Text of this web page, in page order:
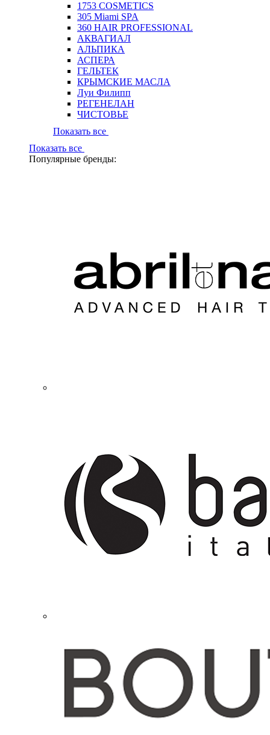
1753 COSMETICS
305 Miami SPA
360 HAIR PROFESSIONAL
АКВАГИАЛ
АЛЬПИКА
АСПЕРА
ГЕЛЬТЕК
КРЫМСКИЕ МАСЛА
Луи Филипп
РЕГЕНЕЛАН
ЧИСТОВЬЕ
Показать все
Показать все
Популярные бренды: